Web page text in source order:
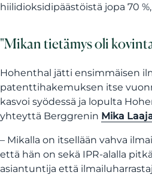
hiilidioksidipäästöistä jopa 70
"Mikan tietämys oli
Hohenthal jätti ensimmäisen
patenttihakemuksen itse
kasvoi syödessä ja lopulta
yhteyttä Berggrenin Mika
– Mikalla on itsellään vahva
että hän on sekä IPR-alalla
asiantuntija että